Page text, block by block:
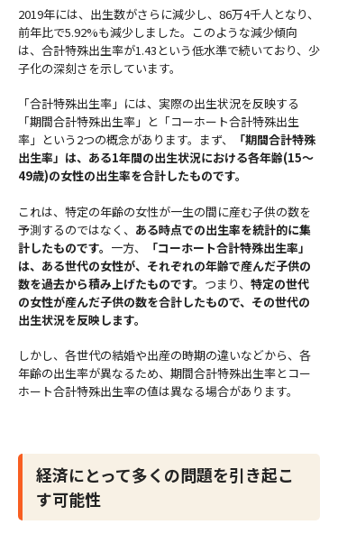
2019年には、出生数がさらに減少し、86万4千人となり、
前年比で5.92%も減少しました。このような減少傾向
は、合計特殊出生率が1.43という低水準で続いており、少
子化の深刻さを示しています。
「合計特殊出生率」には、実際の出生状況を反映する
「期間合計特殊出生率」と「コーホート合計特殊出生
率」という2つの概念があります。まず、
「期間合計特殊
出生率」は、ある1年間の出生状況における各年齢(15～
49歳)の女性の出生率を合計したものです。
これは、特定の年齢の女性が一生の間に産む子供の数を
予測するのではなく、 ある時点での出生率を統計的に集
計したものです。 一方、
「コーホート合計特殊出生率」
は、ある世代の女性が、それぞれの年齢で産んだ子供の
数を過去から積み上げたものです。 つまり、 特定の世代
の女性が産んだ子供の数を合計したもので、その世代の
出生状況を反映します。
しかし、各世代の結婚や出産の時期の違いなどから、各
年齢の出生率が異なるため、期間合計特殊出生率とコー
ホート合計特殊出生率の値は異なる場合があります。
経済にとって多くの問題を引き起こ
す可能性